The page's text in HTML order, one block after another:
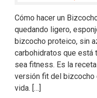
Cómo hacer un
quedando ligero,
bizcocho proteico, sin
carbohidratos que está
sea fitness. Es la
versión fit del bizcocho
vida. […]